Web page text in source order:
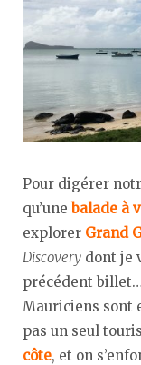
Pour digérer
qu’unebalade à
explorer Grand
Discovery dont je
précédent
Mauriciens sont
pas un seul
côte, et on